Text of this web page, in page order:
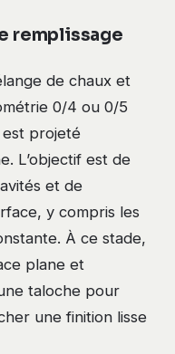
remplissage
de chaux et
0/4 ou 0/5
projeté
L’objectif est de
et de
y compris les
À ce stade,
plane et
taloche pour
une finition lisse